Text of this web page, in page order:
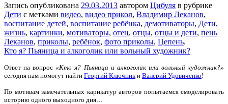
Запись опубликована 29.03.2013 автором Цибуля в рубрике
Дети с метками видео, видео прикол, Владимир Леканов,
воспитание детей, воспитание ребёнка, демотиваторы, Дети,
жизнь, картинки, мотиваторы, отец, отцы, отцы и дети, пень
Леканов, приколы, ребёнок, фото приколы, Цепень.
Кто я? Пьяница и алкоголик или вольный художник?
Ответ на вопрос «Кто я? Пьяница и алкоголик или вольный художник?»
сегодня нам помогут найти Георгий Ключник и Валерий Удовиченко!
По мотивам замечательных карикатур авторов попытаемся смоделировать
историю одного выходного дня…